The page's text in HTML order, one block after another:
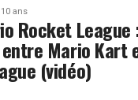
10 ans
Rocket League
Mario Kart
(vidéo)